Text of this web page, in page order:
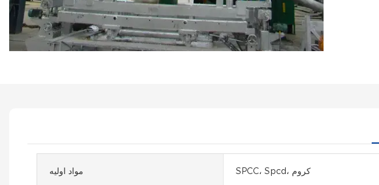
مواد اولیه SPCC، Spcd، کروم